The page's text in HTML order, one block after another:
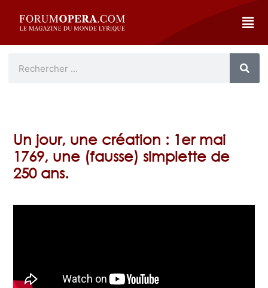
Un jour, une création : 1er mai
1769, une (fausse) simplette de
250 ans.